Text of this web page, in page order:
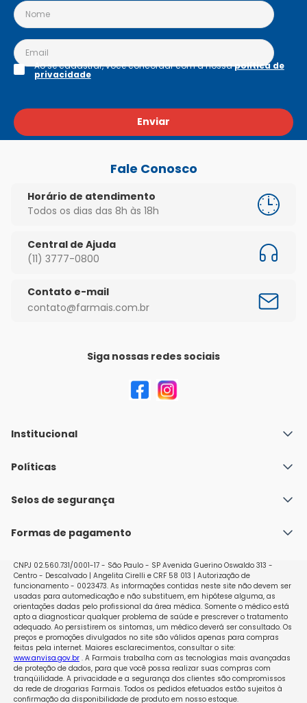
Enviar
Ao se cadastrar, você concordar com a nossapolítica de
privacidade
Fale Conosco
Horário de atendimento
Todos os dias das 8h às 18h
Central de Ajuda
(11) 3777-0800
Contato e-mail
contato@farmais.com.br
Siga nossas redes sociais
Institucional
Quem Somos
Nossas lojas
Políticas
Política de Envio
Políticas de Trocas e Devoluções
Selos de segurança
Formas de pagamento
CNPJ 02.560.731/0001-17 - São Paulo - SP Avenida Guerino Oswaldo 313 -
Centro - Descalvado | Angelita Cirelli e CRF 58 013 | Autorização de
funcionamento - 0023473. As informações contidas neste site não devem ser
usadas para automedicação e não substituem, em hipótese alguma, as
orientações dadas pelo profissional da área médica. Somente o médico está
apto a diagnosticar qualquer problema de saúde e prescrever o tratamento
adequado. Ao persistirem os sintomas, um médico deverá ser consultado. Os
preços e promoções divulgados no site são válidos apenas para compras
feitas pela internet. Maiores esclarecimentos, consultar o site:
www.anvisa.gov.br. A Farmais trabalha com as tecnologias mais avançadas
de proteção de dados, para que você possa realizar suas compras com
tranqüilidade. A privacidade e a segurança dos clientes são compromissos
da rede de drogarias Farmais. Todos os pedidos efetuados estão sujeitos à
confirmação da disponibilidade de produto em nosso estoque.